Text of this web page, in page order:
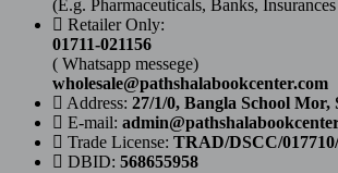
(E.g. Pharmaceuticals, Banks,
Retailer Only:
01711-021156
( Whatsapp messege)
wholesale@pathshalabookcenter.com
Address: 27/1/0, Bangla School
E-mail:
Trade License: TRAD/DSCC/
DBID: 568655958